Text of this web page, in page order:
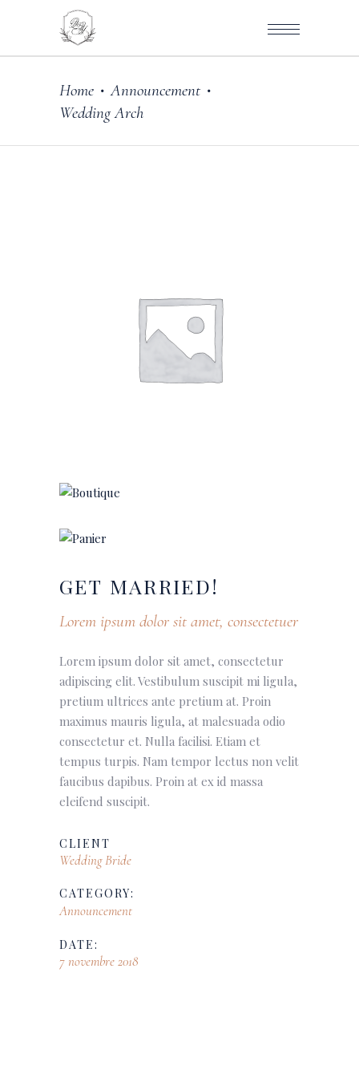
Home •Announcement •
Wedding Arch
GET MARRIED!
Lorem ipsum dolor sit amet, consectetuer
Lorem ipsum dolor sit amet, consectetur
adipiscing elit. Vestibulum suscipit mi ligula,
pretium ultrices ante pretium at. Proin
maximus mauris ligula, at malesuada odio
consectetur et. Nulla facilisi. Etiam et
tempus turpis. Nam tempor lectus non velit
faucibus dapibus. Proin at ex id massa
eleifend suscipit.
CLIENT
Wedding Bride
CATEGORY:
Announcement
DATE:
7 novembre 2018